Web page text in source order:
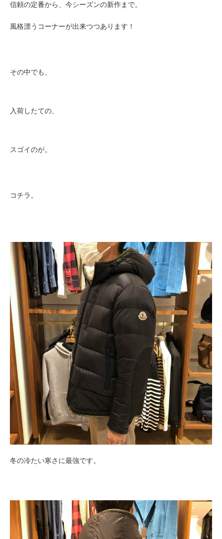
信頼の定番から、今シーズンの新作まで。
風格漂うコーナーが出来つつあります！
その中でも、
入荷したての、
スゴイのが。
コチラ。
冬の冷たい寒さに最強です。